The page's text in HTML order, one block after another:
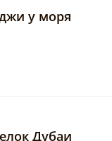
у моря
Дубаи